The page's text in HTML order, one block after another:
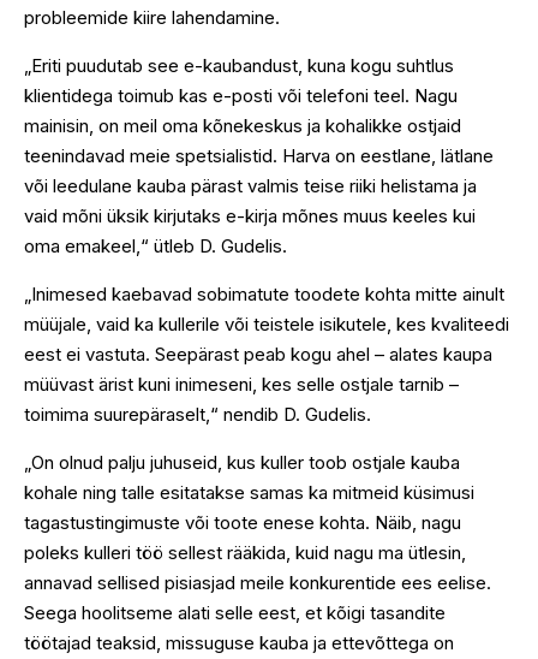
probleemide kiire lahendamine.
„Eriti puudutab see e-kaubandust, kuna kogu suhtlus
klientidega toimub kas e-posti või telefoni teel. Nagu
mainisin, on meil oma kõnekeskus ja kohalikke ostjaid
teenindavad meie spetsialistid. Harva on eestlane, lätlane
või leedulane kauba pärast valmis teise riiki helistama ja
vaid mõni üksik kirjutaks e-kirja mõnes muus keeles kui
oma emakeel,“ ütleb D. Gudelis.
„Inimesed kaebavad sobimatute toodete kohta mitte ainult
müüjale, vaid ka kullerile või teistele isikutele, kes kvaliteedi
eest ei vastuta. Seepärast peab kogu ahel – alates kaupa
müüvast ärist kuni inimeseni, kes selle ostjale tarnib –
toimima suurepäraselt,“ nendib D. Gudelis.
„On olnud palju juhuseid, kus kuller toob ostjale kauba
kohale ning talle esitatakse samas ka mitmeid küsimusi
tagastustingimuste või toote enese kohta. Näib, nagu
poleks kulleri töö sellest rääkida, kuid nagu ma ütlesin,
annavad sellised pisiasjad meile konkurentide ees eelise.
Seega hoolitseme alati selle eest, et kõigi tasandite
töötajad teaksid, missuguse kauba ja ettevõttega on